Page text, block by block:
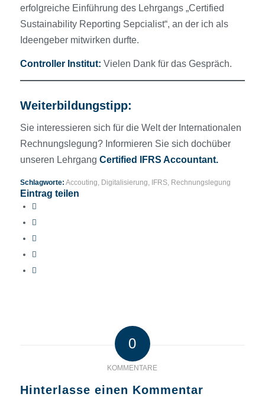
erfolgreiche Einführung des Lehrgangs „Certified
Sustainability Reporting Sepcialist“, an der ich als
Ideengeber mitwirken durfte.
Controller Institut: Vielen Dank für das Gespräch.
Weiterbildungstipp:
Sie interessieren sich für die Welt der Internationalen
Rechnungslegung? Informieren Sie sich dochüber
unseren Lehrgang Certified IFRS Accountant.
Schlagworte: Accouting Digitalisierung IFRS, Rechnungslegung
Eintrag teilen
0
KOMMENTARE
Hinterlasse einen Kommentar